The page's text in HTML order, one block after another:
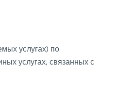
услугах) по
услугах, связанных с